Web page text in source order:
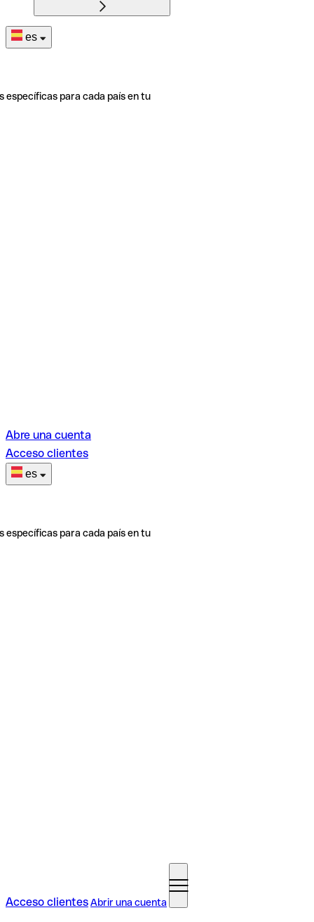
es
específicas para cada país en tu
Abre una cuenta
Acceso clientes
es
específicas para cada país en tu
Acceso clientesAbrir una cuenta